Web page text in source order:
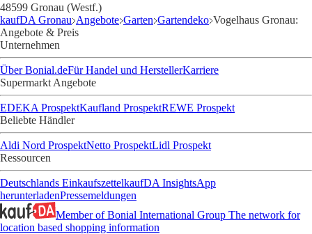
48599 Gronau (Westf.)
kaufDA Gronau Angebote Garten Gartendeko Vogelhaus Gronau:
Angebote & Preis
Unternehmen
Über Bonial.deFür Handel und HerstellerKarriere
Supermarkt Angebote
EDEKA ProspektKaufland ProspektREWE Prospekt
Beliebte Händler
Aldi Nord ProspektNetto ProspektLidl Prospekt
Ressourcen
Deutschlands EinkaufszettelkaufDA InsightsApp
herunterladenPressemeldungen
Member of Bonial International Group The network for
location based shopping information